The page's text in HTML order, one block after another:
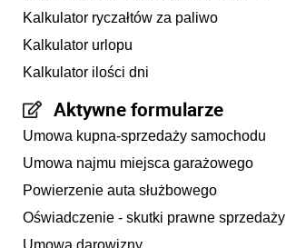
Kalkulator ryczałtów za paliwo
Kalkulator urlopu
Kalkulator ilości dni
Aktywne formularze
Umowa kupna-sprzedaży samochodu
Umowa najmu miejsca garażowego
Powierzenie auta służbowego
Oświadczenie - skutki prawne sprzedaży